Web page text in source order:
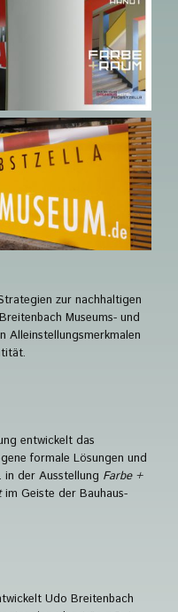
zur nachhaltigen
Museums- und
Alleinstellungsmerkmalen
entwickelt das
formale Lösungen und
in der Ausstellung Farbe +
im Geiste der Bauhaus-
Udo Breitenbach